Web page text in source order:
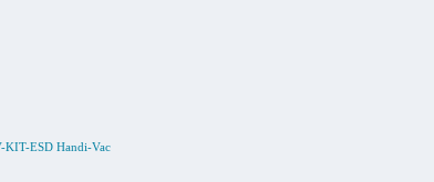
KIT-ESD Handi-Vac